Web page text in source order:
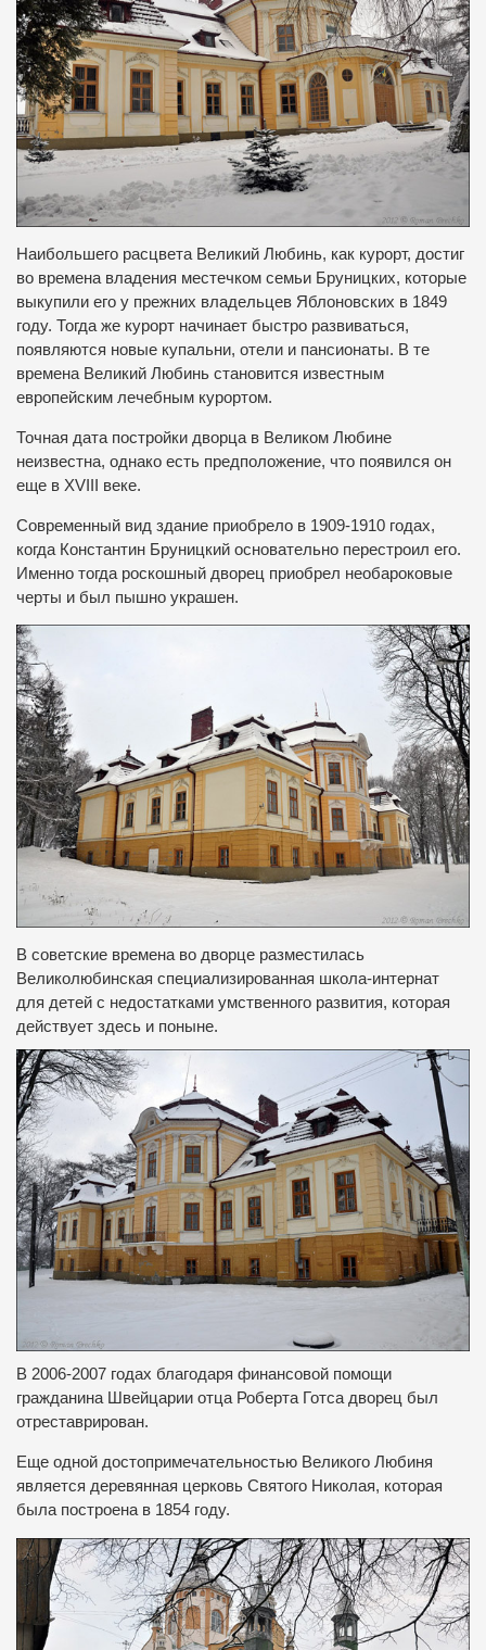
Наибольшего расцвета Великий Любинь, как курорт, достиг
во времена владения местечком семьи Бруницких, которые
выкупили его у прежних владельцев Яблоновских в 1849
году. Тогда же курорт начинает быстро развиваться,
появляются новые купальни, отели и пансионаты. В те
времена Великий Любинь становится известным
европейским лечебным курортом.
Точная дата постройки дворца в Великом Любине
неизвестна, однако есть предположение, что появился он
еще в XVIII веке.
Современный вид здание приобрело в 1909-1910 годах,
когда Константин Бруницкий основательно перестроил его.
Именно тогда роскошный дворец приобрел необароковые
черты и был пышно украшен.
В советские времена во дворце разместилась
Великолюбинская специализированная школа-интернат
для детей с недостатками умственного развития, которая
действует здесь и поныне.
В 2006-2007 годах благодаря финансовой помощи
гражданина Швейцарии отца Роберта Готса дворец был
отреставрирован.
Еще одной достопримечательностью Великого Любиня
является деревянная церковь Святого Николая, которая
была построена в 1854 году.